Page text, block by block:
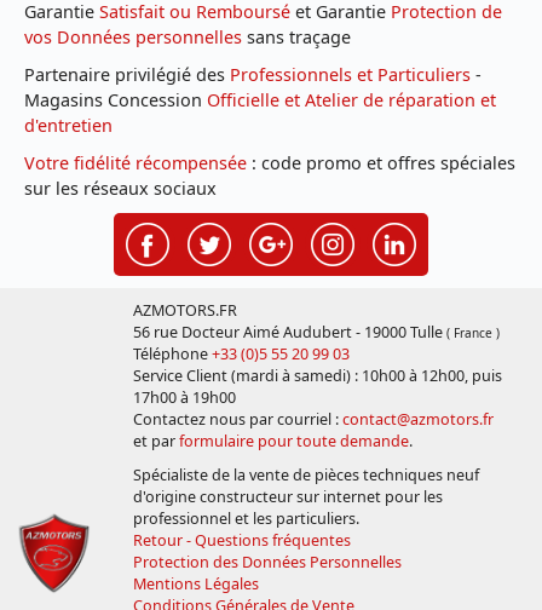
Garantie Satisfait ou Remboursé et Garantie Protection de
vos Données personnelles sans traçage
Partenaire privilégié des Professionnels et Particuliers -
Magasins Concession Officielle et Atelier de réparation et
d'entretien
Votre fidélité récompensée : code promo et offres spéciales
sur les réseaux sociaux
AZMOTORS.FR
56 rue Docteur Aimé Audubert - 19000 Tulle ( France )
Téléphone+33 (0)5 55 20 99 03
Service Client (mardi à samedi) : 10h00 à 12h00, puis
17h00 à 19h00
Contactez nous par courriel :contact@azmotors.fr
et parformulaire pour toute demande.
Spécialiste de la vente de pièces techniques neuf
d'origine constructeur sur internet pour les
professionnel et les particuliers.
Retour - Questions fréquentes
Protection des Données Personnelles
Mentions Légales